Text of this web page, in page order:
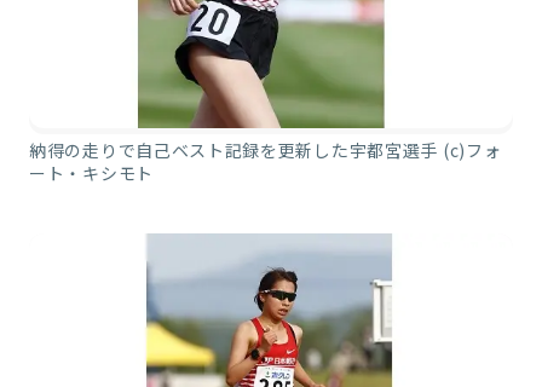
納得の走りで自己ベスト記録を更新した宇都宮選手 (c)フォ
ート・キシモト